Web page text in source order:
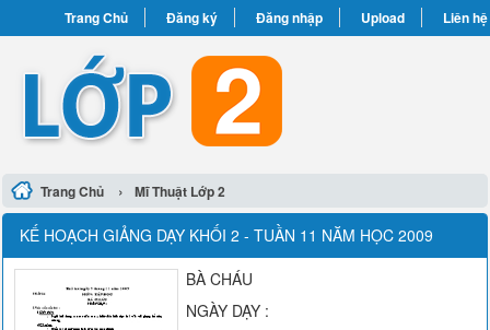
Trang Chủ Đăng ký Đăng nhập Upload Liên hệ
Trang Chủ › Mĩ Thuật Lớp 2
KẾ HOẠCH GIẢNG DẠY KHỐI 2 - TUẦN 11 NĂM HỌC 2009
BÀ CHÁU
NGÀY DẠY :